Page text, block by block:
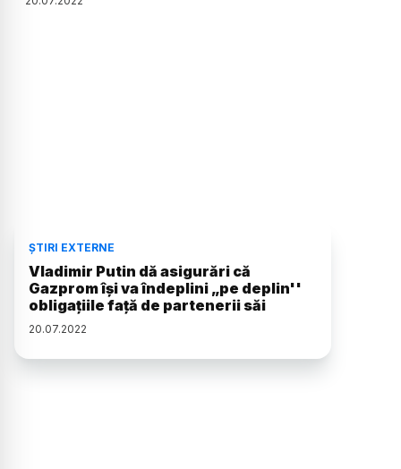
ȘTIRI EXTERNE
Vladimir Putin dă asigurări că
Gazprom îşi va îndeplini „pe deplin''
obligaţiile faţă de partenerii săi
20.07.2022